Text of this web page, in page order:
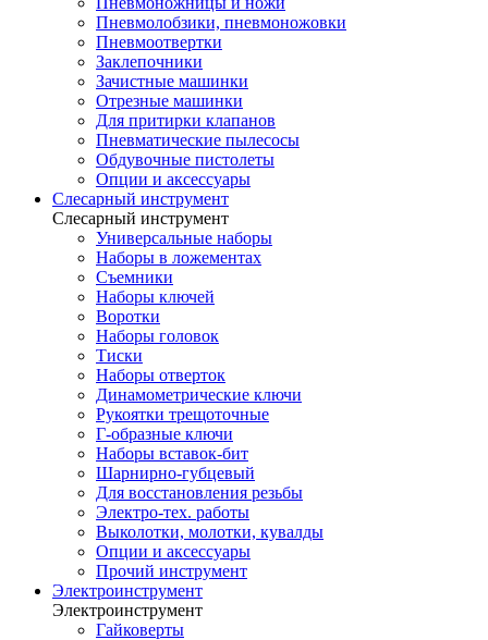
Пневмолобзики, пневмоножовки
Пневмоотвертки
Заклепочники
Зачистные машинки
Отрезные машинки
Для притирки клапанов
Пневматические пылесосы
Обдувочные пистолеты
Опции и аксессуары
Слесарный инструмент
Слесарный инструмент
Универсальные наборы
Наборы в ложементах
Съемники
Наборы ключей
Воротки
Наборы головок
Тиски
Наборы отверток
Динамометрические ключи
Рукоятки трещоточные
Г-образные ключи
Наборы вставок-бит
Шарнирно-губцевый
Для восстановления резьбы
Электро-тех. работы
Выколотки, молотки, кувалды
Опции и аксессуары
Прочий инструмент
Электроинструмент
Электроинструмент
Гайковерты